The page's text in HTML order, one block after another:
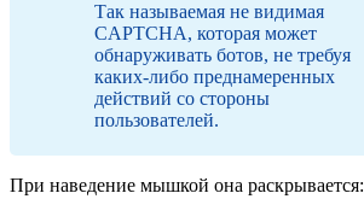
Так называемая не видимая
CAPTCHA, которая может
обнаруживать ботов, не требуя
каких-либо преднамеренных
действий со стороны
пользователей.
При наведение мышкой она раскрывается: